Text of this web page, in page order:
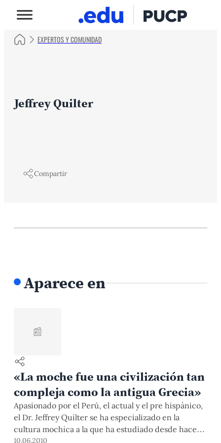
EXPERTOS Y COMUNIDAD
Jeffrey Quilter
Compartir
Aparece en
📰
«La moche fue una civilización tan
compleja como la antigua Grecia»
Apasionado por el Perú, el actual y el pre hispánico,
el Dr. Jeffrey Quilter se ha especializado en la
cultura mochica a la que ha estudiado desde hace
muchos años. La considera una cultura compleja
10.06.2010